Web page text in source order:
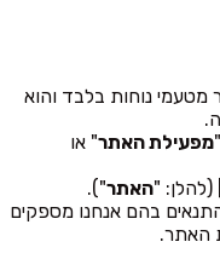
מטעמי נוחות בלבד והוא
מפעילת האתר" או
האתר").
בהם אנחנו מספקים
האתר.